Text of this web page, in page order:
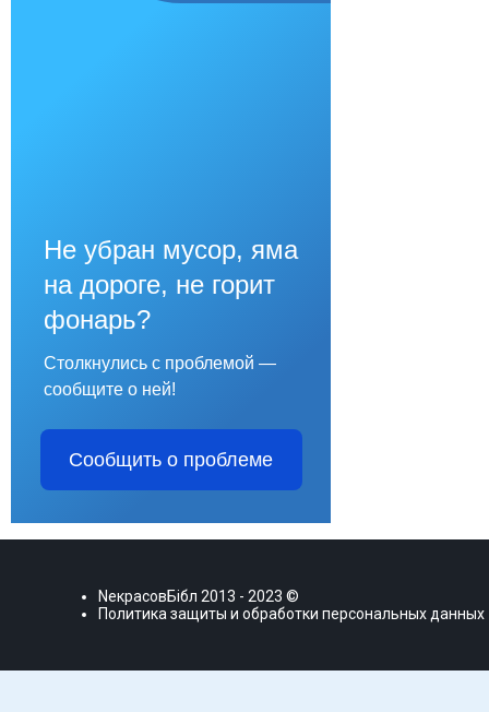
Не убран мусор, яма
на дороге, не горит
фонарь?
Столкнулись с проблемой —
сообщите о ней!
Сообщить о проблеме
NекрасовБiбл 2013 - 2023 ©
Политика защиты и обработки персональных данных